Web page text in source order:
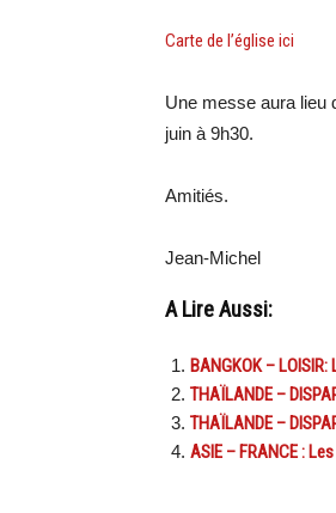
Carte de l’église ici
Une messe aura lieu
juin à 9h30.
Amitiés.
Jean-Michel
A Lire Aussi:
BANGKOK –
THAÏLANDE –
THAÏLANDE –
ASIE – FRANCE :